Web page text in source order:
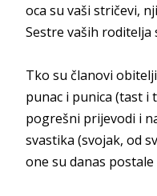
oca su vaši stričevi,
Sestre vaših
Tko su članovi
punac i punica (tast i
pogrešni prijevodi i
svastika (svojak, od
one su danas postale